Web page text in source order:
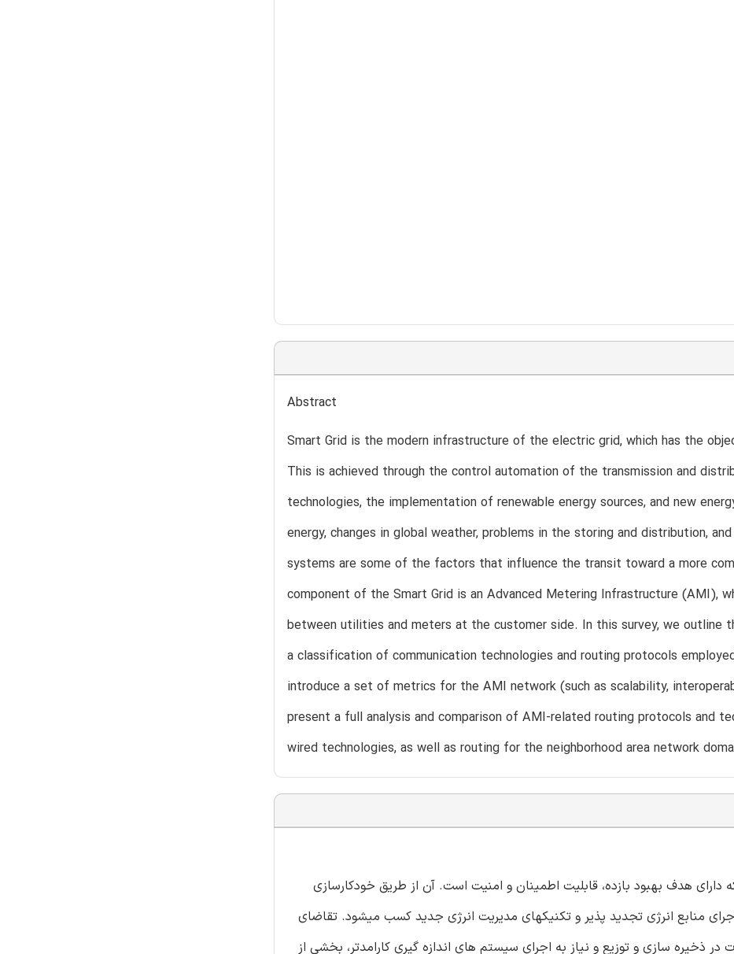
Abstract
Smart Grid is the modern infrastructure of the electric grid, which has the
This is achieved through the control automation of the transmission and
technologies, the implementation of renewable energy sources, and new
energy, changes in global weather, problems in the storing and distribution,
systems are some of the factors that influence the transit toward a more
component of the Smart Grid is an Advanced Metering Infrastructure (AMI),
between utilities and meters at the customer side. In this survey, we outline
a classification of communication technologies and routing protocols
introduce a set of metrics for the AMI network (such as scalability,
present a full analysis and comparison of AMI-related routing protocols and
wired technologies, as well as routing for the neighborhood area network
هدف بهبود بازده، قابلیت اطمینان و امنیت است. آن از طریق خودکارسازی
اجرای منابع انرژی تجدید پذیر و تکنیکهای مدیریت انرژی جدید کسب میشود. تقاضای
ذخیره سازی و توزیع و نیاز به اجرای سیستم های اندازه گیری کارامدتر، بخشی از